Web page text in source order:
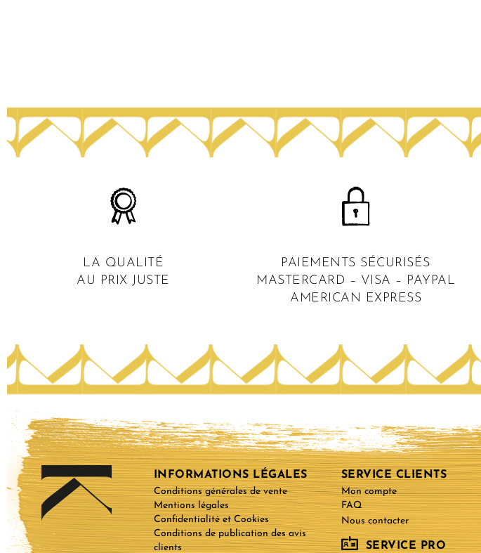
LA QUALITÉ
AU PRIX JUSTE
PAIEMENTS SÉCURISÉS
MASTERCARD – VISA – PAYPAL
AMERICAN EXPRESS
INFORMATIONS LÉGALES
Conditions générales de vente
Mentions légales
Confidentialité et Cookies
Conditions de publication des avis
clients
SERVICE CLIENTS
Mon compte
FAQ
Nous contacter
SERVICE PRO